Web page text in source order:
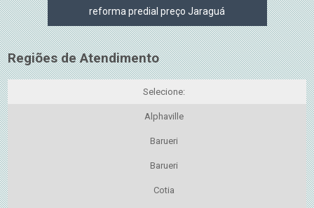
reforma predial preço Jaraguá
Regiões de Atendimento
Selecione:
Alphaville
Barueri
Barueri
Cotia